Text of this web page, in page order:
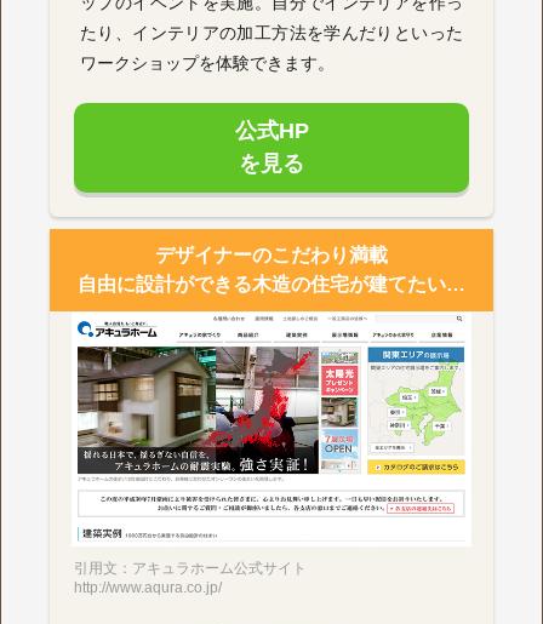
たり、インテリアの加工方法を学んだりといった
ワークショップを体験できます。
公式HP
を見る
デザイナーのこだわり満載
自由に設計ができる木造の住宅が建てたい…
引用文：アキュラホーム公式サイト
http://www.aqura.co.jp/